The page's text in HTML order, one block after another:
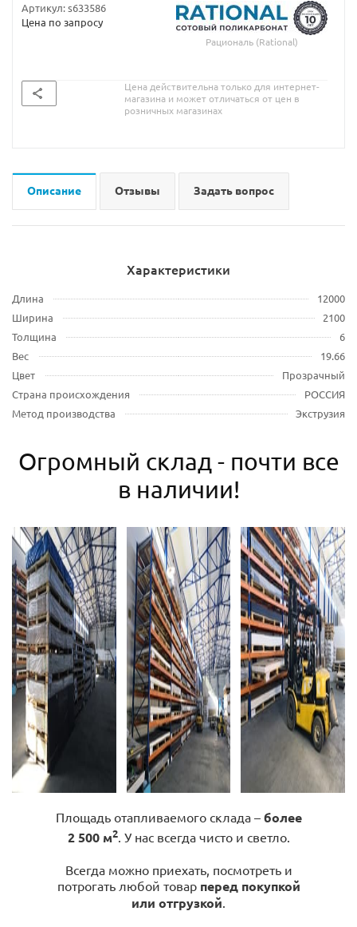
Артикул:s633586
Цена по запросу
Рациональ (Rational)
Цена действительна только для интернет-
магазина и может отличаться от цен в
розничных магазинах
Описание Отзывы Задать вопрос
Характеристики
Длина
12000
Ширина
2100
Толщина
6
Вес
19.66
Цвет
Прозрачный
Страна происхождения
РОССИЯ
Метод производства
Экструзия
Огромный склад - почти все
в наличии!
Площадь отапливаемого склада – более
2 500 м2. У нас всегда чисто и светло.
Всегда можно приехать, посмотреть и
потрогать любой товар перед покупкой
или отгрузкой.